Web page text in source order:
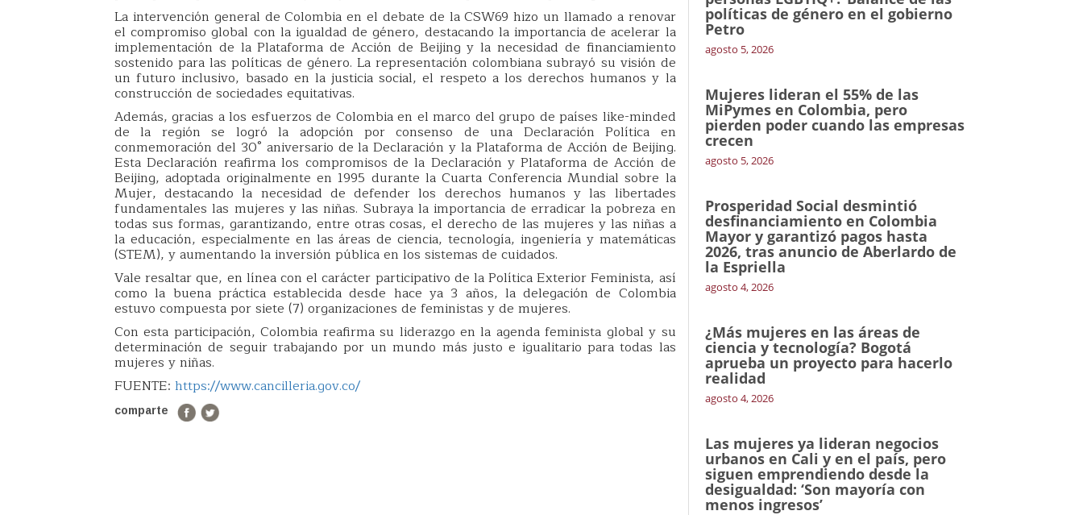
La intervención general de Colombia en el debate de la CSW69 hizo un llamado a renovar
el compromiso global con la igualdad de género, destacando la importancia de acelerar la
implementación de la Plataforma de Acción de Beijing y la necesidad de financiamiento
sostenido para las políticas de género. La representación colombiana subrayó su visión de
un futuro inclusivo, basado en la justicia social, el respeto a los derechos humanos y la
construcción de sociedades equitativas.
Además, gracias a los esfuerzos de Colombia en el marco del grupo de países like-minded
de la región se logró la adopción por consenso de una Declaración Política en
conmemoración del 30° aniversario de la Declaración y la Plataforma de Acción de Beijing.
Esta Declaración reafirma los compromisos de la Declaración y Plataforma de Acción de
Beijing, adoptada originalmente en 1995 durante la Cuarta Conferencia Mundial sobre la
Mujer, destacando la necesidad de defender los derechos humanos y las libertades
fundamentales las mujeres y las niñas. Subraya la importancia de erradicar la pobreza en
todas sus formas, garantizando, entre otras cosas, el derecho de las mujeres y las niñas a
la educación, especialmente en las áreas de ciencia, tecnología, ingeniería y matemáticas
(STEM), y aumentando la inversión pública en los sistemas de cuidados.
Vale resaltar que, en línea con el carácter participativo de la Política Exterior Feminista, así
como la buena práctica establecida desde hace ya 3 años, la delegación de Colombia
estuvo compuesta por siete (7) organizaciones de feministas y de mujeres.
Con esta participación, Colombia reafirma su liderazgo en la agenda feminista global y su
determinación de seguir trabajando por un mundo más justo e igualitario para todas las
mujeres y niñas.
FUENTE: https://www.cancilleria.gov.co/
comparte
políticas de género en el gobierno
Petro
agosto 5, 2026
Mujeres lideran el 55% de las
MiPymes en Colombia, pero
pierden poder cuando las empresas
crecen
agosto 5, 2026
Prosperidad Social desmintió
desfinanciamiento en Colombia
Mayor y garantizó pagos hasta
2026, tras anuncio de Aberlardo de
la Espriella
agosto 4, 2026
¿Más mujeres en las áreas de
ciencia y tecnología? Bogotá
aprueba un proyecto para hacerlo
realidad
agosto 4, 2026
Las mujeres ya lideran negocios
urbanos en Cali y en el país, pero
siguen emprendiendo desde la
desigualdad: ‘Son mayoría con
menos ingresos’